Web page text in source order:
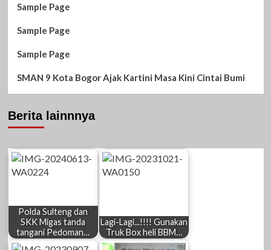
Sample Page
Sample Page
Sample Page
SMAN 9 Kota Bogor Ajak Kartini Masa Kini Cintai Bumi
Berita lainnnya
Polda Sulteng dan
SKK Migas tanda
tangani Pedoman…
Lagi-Lagi...!!!! Gunakan
Truk Box heli BBM…